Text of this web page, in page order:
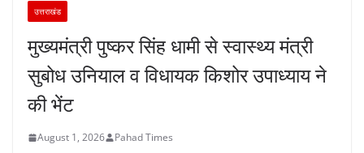
उत्तराखंड
मुख्यमंत्री पुष्कर सिंह धामी से स्वास्थ्य मंत्री
सुबोध उनियाल व विधायक किशोर उपाध्याय ने
की भेंट
August 1, 2026 Pahad Times